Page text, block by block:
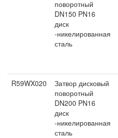
поворотный
DN150 PN16
диск
-никелированная
сталь
R59WX020
Затвор дисковый
поворотный
DN200 PN16
диск
-никелированная
сталь